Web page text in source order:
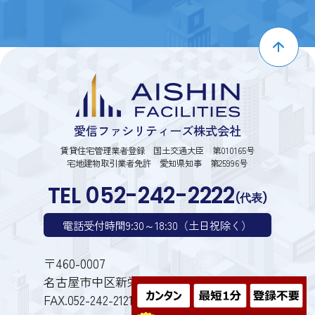
愛信ファシリティーズ株式会社
賃貸住宅管理業者登録 国土交通大臣 第010165号
宅地建物取引業者免許 愛知県知事 第25996号
TEL 052-242-2222(代表)
電話受付時間9:30～18:30（土日祝除く）
〒460-0007
名古屋市中区新栄1丁目28番6号
FAX.052-242-2121